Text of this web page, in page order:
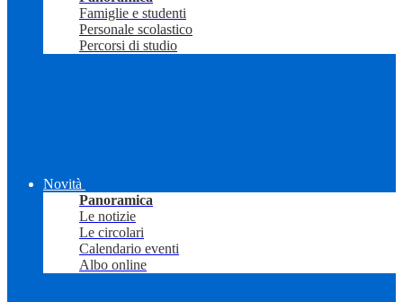
Famiglie e studenti
Personale scolastico
Percorsi di studio
Novità
Panoramica
Le notizie
Le circolari
Calendario eventi
Albo online